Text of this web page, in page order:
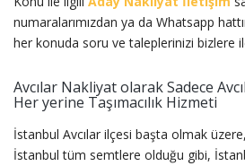
numaralarımızdan ya da Whatsapp
her konuda soru ve taleplerinizi bizlere
Avcılar Nakliyat olarak Sadece
Her yerine Taşımacılık Hizmeti
İstanbul Avcılar ilçesi başta olmak
İstanbul tüm semtlere olduğu gibi,